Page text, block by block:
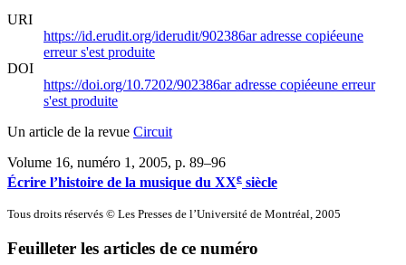
URI
https://id.erudit.org/iderudit/902386aradresse copiéeune
erreur s'est produite
DOI
https://doi.org/10.7202/902386aradresse copiéeune erreur
s'est produite
Un article de la revue Circuit
Volume 16, numéro 1, 2005, p. 89–96
Écrire l’histoire de la musique du XXe siècle
Tous droits réservés © Les Presses de l’Université de Montréal, 2005
Feuilleter les articles de ce numéro